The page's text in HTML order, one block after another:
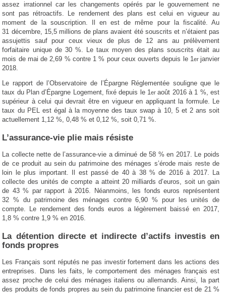
assez irrationnel car les changements opérés par le gouvernement ne
sont pas rétroactifs. Le rendement des plans est celui en vigueur au
moment de la souscription. Il en est de même pour la fiscalité. Au
31 décembre, 15,5 millions de plans avaient été souscrits et n’étaient pas
assujettis sauf pour ceux vieux de plus de 12 ans au prélèvement
forfaitaire unique de 30 %. Le taux moyen des plans souscrits était au
mois de mai de 2,69 % contre 1 % pour ceux ouverts depuis le 1er janvier
2018.
Le rapport de l’Observatoire de l’Épargne Réglementée souligne que le
taux du Plan d’Épargne Logement, fixé depuis le 1eraoût 2016 à 1 %, est
supérieur à celui qui devrait être en vigueur en appliquant la formule. Le
taux du PEL est égal à la moyenne des taux swap à 10, 5 et 2 ans soit
actuellement 1,12 %, 0,48 % et 0,12 %, soit 0,71 %.
L’assurance-vie plie mais résiste
La collecte nette de l’assurance-vie a diminué de 58 % en 2017. Le poids
de ce produit au sein du patrimoine des ménages s’érode mais reste de
loin le plus important. Il est passé de 40 à 38 % de 2016 à 2017. La
collecte des unités de compte a atteint 20 milliards d’euros, soit un gain
de 43 % par rapport à 2016. Néanmoins, les fonds euros représentent
32 % du patrimoine des ménages contre 6,90 % pour les unités de
compte. Le rendement des fonds euros a légèrement baissé en 2017,
1,8 % contre 1,9 % en 2016.
La détention directe et indirecte d’actifs investis en
fonds propres
Les Français sont réputés ne pas investir fortement dans les actions des
entreprises. Dans les faits, le comportement des ménages français est
assez proche de celui des ménages italiens ou allemands. Ainsi, la part
des produits de fonds propres au sein du patrimoine financier est de 21 %